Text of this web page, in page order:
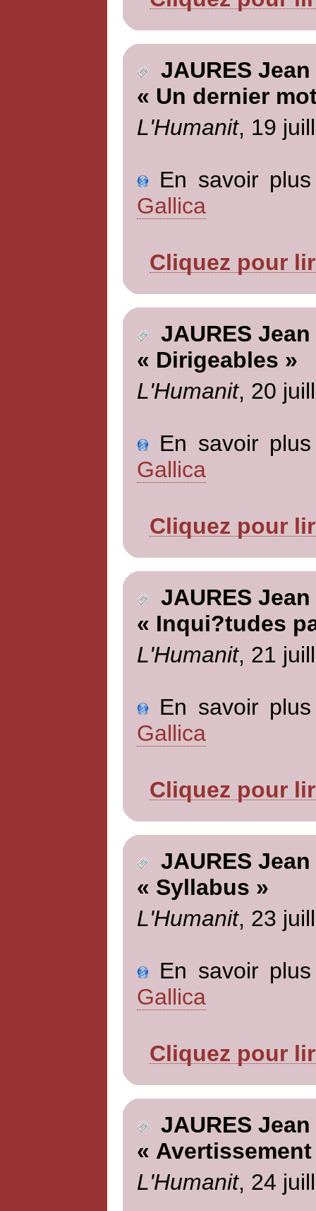
JAURES Jean
« Un dernier
L'Humanit, 19
En savoir
Gallica
Cliquez pour
JAURES Jean
« Dirigeables »
L'Humanit, 20
En savoir
Gallica
Cliquez pour
JAURES Jean
« Inqui?tudes
L'Humanit, 21
En savoir
Gallica
Cliquez pour
JAURES Jean
« Syllabus »
L'Humanit, 23
En savoir
Gallica
Cliquez pour
JAURES Jean
«
L'Humanit, 24